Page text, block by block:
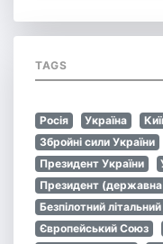
TAGS
Росія Україна
Збройні сили України
Президент України
Президент
Безпілотний
Європейський Союз